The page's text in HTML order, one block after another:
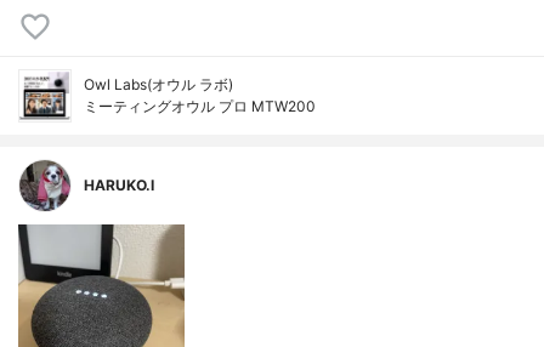
Owl Labs(オウル ラボ)
ミーティングオウル プロ MTW200
HARUKO.I